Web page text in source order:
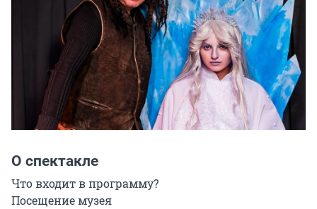
О спектакле
Что входит в программу?
Посещение музея